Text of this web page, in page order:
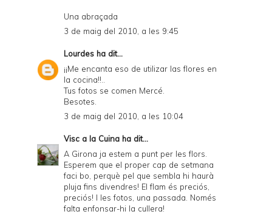
Una abraçada
3 de maig del 2010, a les 9:45
Lourdes ha dit...
¡¡Me encanta eso de utilizar las flores en
la cocina!!..
Tus fotos se comen Mercé.
Besotes.
3 de maig del 2010, a les 10:04
Visc a la Cuina ha dit...
A Girona ja estem a punt per les flors.
Esperem que el proper cap de setmana
faci bo, perquè pel que sembla hi haurà
pluja fins divendres! El flam és preciós,
preciós! I les fotos, una passada. Només
falta enfonsar-hi la cullera!